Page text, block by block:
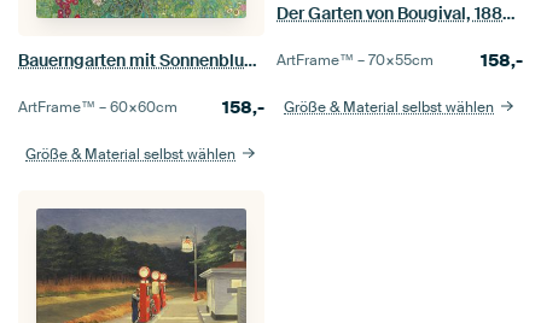
Bauerngarten mit Sonnenblumen, Gustav Klimt
ArtFrame™ –60×60cm 158,-
Größe & Material selbst wählen
Der Garten von Bougival, 1884 (Öl auf Leinwand)
ArtFrame™ –70×55cm 158,-
Größe & Material selbst wählen